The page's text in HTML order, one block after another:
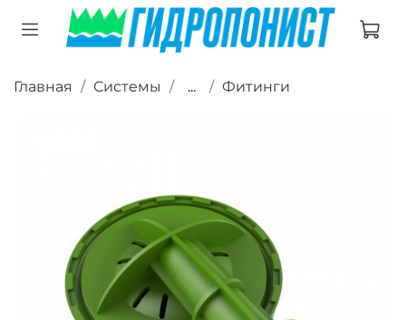
Главная Системы ... Фитинги